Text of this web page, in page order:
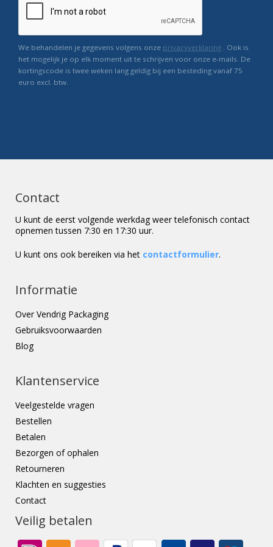
We behandelen je gegevens volgens onze privacyverklaring . Ook is
het mogelijk je op elk moment uit te schrijven voor onze e-mails. De
kortingscode is twee weken lang geldig bij een besteding vanaf 75
euro excl. btw.
Contact
U kunt de eerst volgende werkdag weer telefonisch contact
opnemen tussen 7:30 en 17:30 uur.
U kunt ons ook bereiken via het contactformulier.
Informatie
Over Vendrig Packaging
Gebruiksvoorwaarden
Blog
Klantenservice
Veelgestelde vragen
Bestellen
Betalen
Bezorgen of ophalen
Retourneren
Klachten en suggesties
Contact
Veilig betalen